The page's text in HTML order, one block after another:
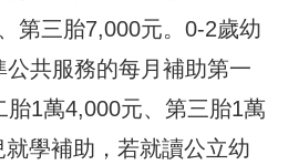
第三胎7,000元。0-2歲幼
共服務的每月補助第一
胎1萬4,000元、第三胎1萬
學補助，若就讀公立幼